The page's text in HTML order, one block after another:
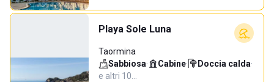
Playa Sole Luna
Taormina
Sabbiosa· Cabine· Doccia calda·
e altri 10…